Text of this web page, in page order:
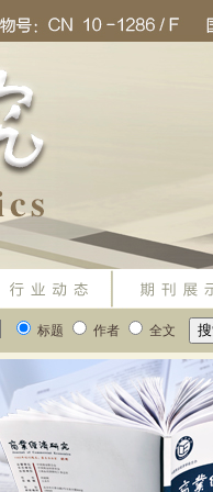
标题 作者 全文